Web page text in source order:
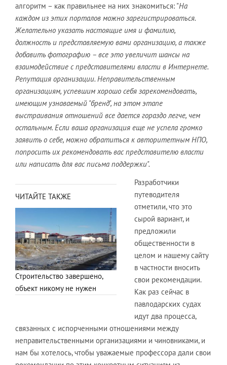
алгоритм – как правильнее на них знакомиться: "На
каждом из этих порталов можно зарегистрироваться.
Желательно указать настоящие имя и фамилию,
должность и представляемую вами организацию, а также
добавить фотографию – все это увеличит шансы на
взаимодействие с представителями власти в Интернете.
Репутация организации. Неправительственным
организациям, успевшим хорошо себя зарекомендовать,
имеющим узнаваемый "бренд", на этом этапе
выстраивания отношений все дается гораздо легче, чем
остальным. Если ваша организация еще не успела громко
заявить о себе, можно обратиться к авторитетным НПО,
попросить их рекомендовать вас представителю власти
или написать для вас письма поддержки".
ЧИТАЙТЕ ТАКЖЕ
Строительство завершено,
объект никому не нужен
Разработчики
путеводителя
отметили, что это
сырой вариант, и
предложили
общественности в
целом и нашему сайту
в частности вносить
свои рекомендации.
Как раз сейчас в
павлодарских судах
идут два процесса,
связанных с испорченными отношениями между
неправительственными организациями и чиновниками, и
нам бы хотелось, чтобы уважаемые профессора дали свои